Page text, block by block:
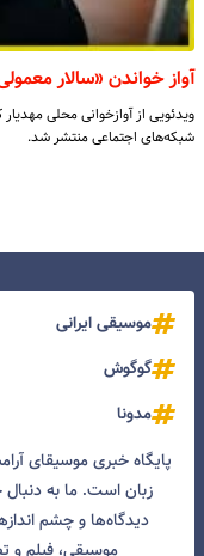
آواز خواندن «سالار
ویدئویی از آوازخوانی محلی
شبکه‌های اجتماعی منتشر شد.
موسیقی ایرانی
گوگوش
مدونا
پایگاه خبری موسیقای
زبان است. ما به
دیدگاه‌ها و چشم